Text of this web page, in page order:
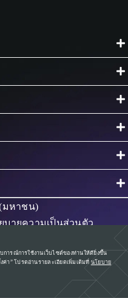
มหาชน)
บายความเป็นส่วนตัว
การณ์การใช้งานเว็บไซต์ของท่านให้ดียิ่งขึ้น
า” โปรดอ่านรายละเอียดเพิ่มเติมที่ นโยบาย